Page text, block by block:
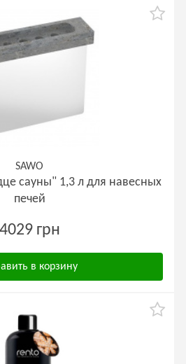
SAWO
сауны" 1,3 л для навесных
печей
4029 грн
в корзину